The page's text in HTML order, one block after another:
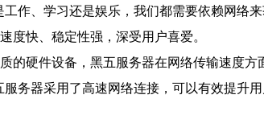
作、学习还是娱乐，我们都需要依赖网络
度快、稳定性强，深受用户喜爱。
硬件设备，黑五服务器在网络传输速度
务器采用了高速网络连接，可以有效提升